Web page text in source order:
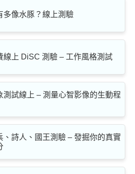
多像水豚？線上測驗
線上 DiSC 測驗 – 工作風格測試
測試線上 – 測量心智影像的生動程
、詩人、國王測驗 – 發掘你的真實